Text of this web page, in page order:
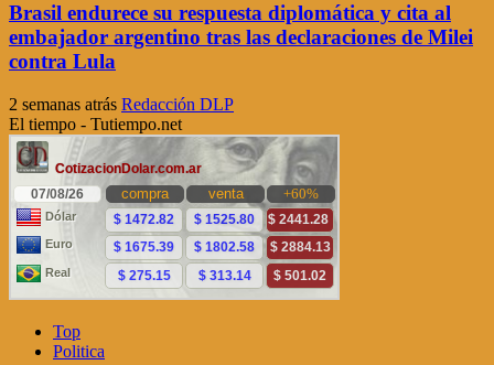
Brasil endurece su respuesta diplomática y cita al
embajador argentino tras las declaraciones de Milei
contra Lula
2 semanas atrás Redacción DLP
El tiempo - Tutiempo.net
Top
Politica